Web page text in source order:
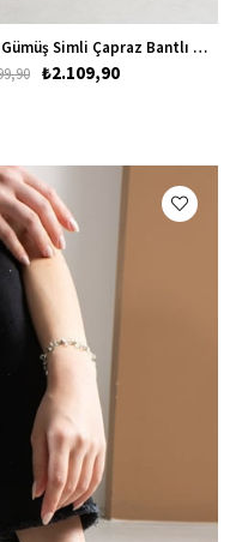
Pau Gümüş Simli Çapraz Bantlı Kadın Kalın Alçak Topuklu Ayakkabı
₺2.109,90